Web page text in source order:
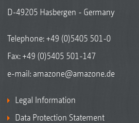
D-49205 Hasbergen - Germany
Telephone:+49 (0)5405 501-0
Fax: +49 (0)5405 501-147
e-mail: amazone@amazone.de
Legal Information
Data Protection Statement